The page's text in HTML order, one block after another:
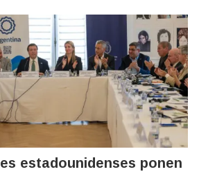
estadounidenses ponen